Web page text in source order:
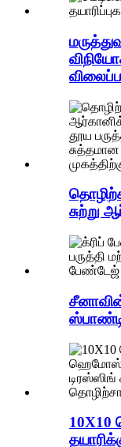
சுற்று
10X10